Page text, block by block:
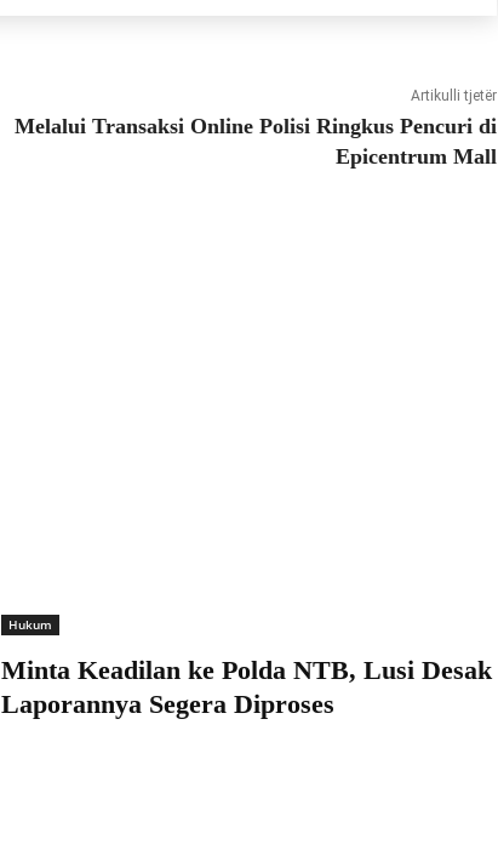
Artikulli tjetër
Melalui Transaksi Online Polisi Ringkus Pencuri di
Epicentrum Mall
Hukum
Minta Keadilan ke Polda NTB, Lusi Desak
Laporannya Segera Diproses